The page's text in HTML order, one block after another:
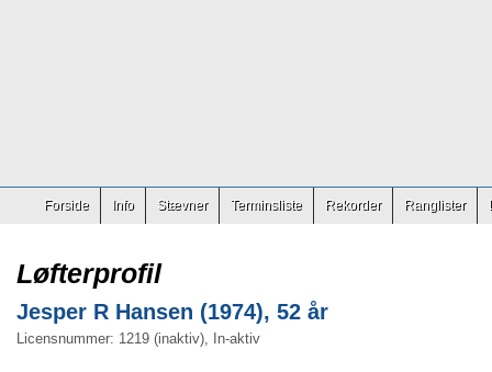
Forside Info Stævner Terminsliste Rekorder Ranglister
Løfterprofil
Jesper R Hansen (1974), 52 år
Licensnummer: 1219 (inaktiv), In-aktiv